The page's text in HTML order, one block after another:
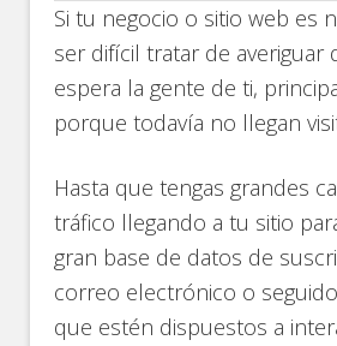
Si tu negocio o sitio web es
ser difícil tratar de averiguar
espera la gente de ti,
porque todavía no llegan
Hasta que tengas grandes
tráfico llegando a tu sitio
gran base de datos de
correo electrónico o
que estén dispuestos a